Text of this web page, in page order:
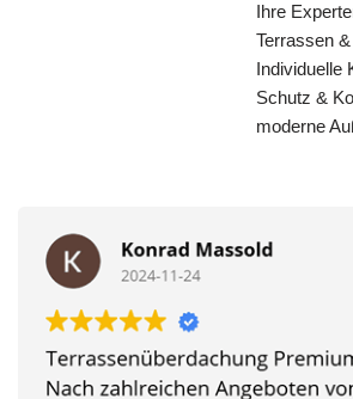
Ihre
Terrassen
Individuelle
Schutz &
moderne